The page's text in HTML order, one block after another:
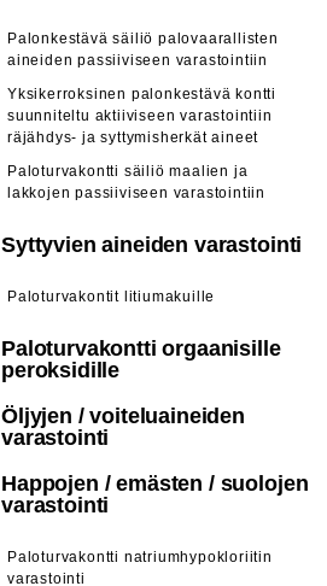
Palonkestävä säiliö palovaarallisten
aineiden passiiviseen varastointiin
Yksikerroksinen palonkestävä kontti
suunniteltu aktiiviseen varastointiin
räjähdys- ja syttymisherkät aineet​
Paloturvakontti säiliö maalien ja
lakkojen passiiviseen varastointiin
Syttyvien aineiden varastointi
Paloturvakontit litiumakuille
Paloturvakontti orgaanisille
peroksidille
Öljyjen / voiteluaineiden
varastointi
Happojen / emästen / suolojen
varastointi
Paloturvakontti natriumhypokloriitin
varastointi